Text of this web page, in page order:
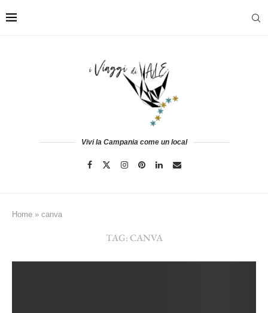
Vivi la Campania come un local
Home » canva
TAG:CANVA